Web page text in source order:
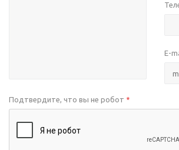
E-
Подтвердите, что вы не робот *